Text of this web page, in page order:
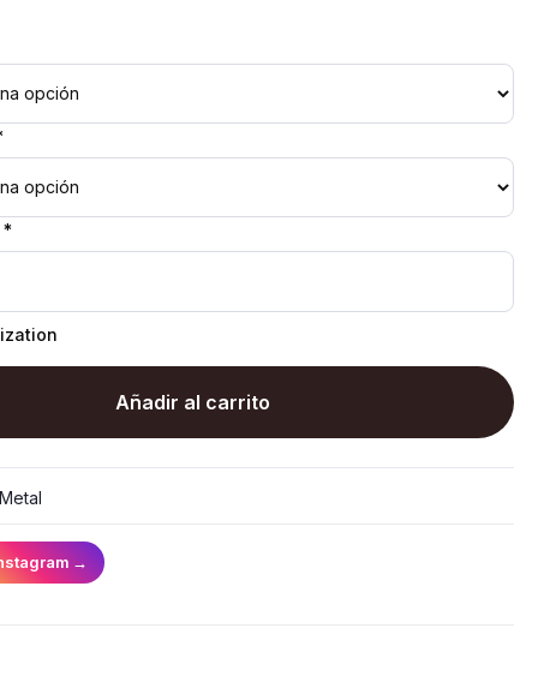
Añadir al carrito
→